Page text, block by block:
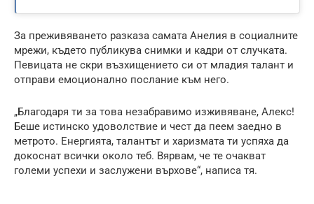
За преживяването разказа самата Анелия в социалните
мрежи, където публикува снимки и кадри от случката.
Певицата не скри възхищението си от младия талант и
отправи емоционално послание към него.
„Благодаря ти за това незабравимо изживяване, Алекс!
Беше истинско удоволствие и чест да пеем заедно в
метрото. Енергията, талантът и харизмата ти успяха да
докоснат всички около теб. Вярвам, че те очакват
големи успехи и заслужени върхове“, написа тя.